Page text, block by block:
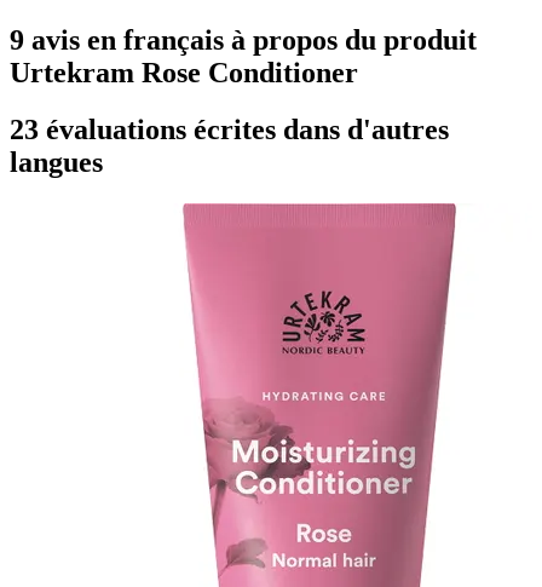
9 avis en français à propos du produit
Urtekram Rose Conditioner
23 évaluations écrites dans d'autres
langues